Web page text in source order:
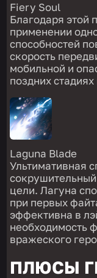
Fiery Soul
Благодаря этой
применении
способностей
скорость
мобильной и
поздних стадиях
Laguna Blade
Ультимативная
цели. Лагуна
при первых
эффективна в
необходимость
вражеского
ПЛЮСЫ